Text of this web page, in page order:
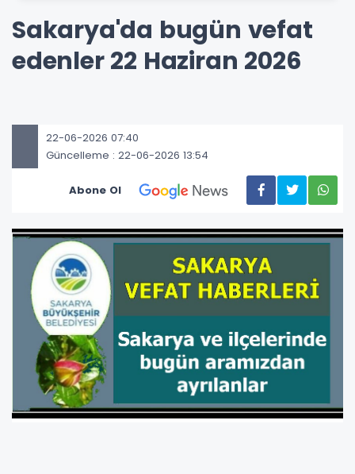
Sakarya'da bugün vefat
edenler 22 Haziran 2026
22-06-2026 07:40
Güncelleme : 22-06-2026 13:54
Abone Ol